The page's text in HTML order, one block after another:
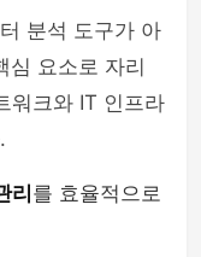
분석 도구가 아
심 요소로 자리
워크와 IT 인프라
리 를 효율적으로